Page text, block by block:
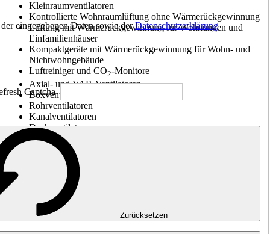
Kleinraumventilatoren
Kontrollierte Wohnraumlüftung ohne Wärmerückgewinnung
Lüftung mit Wärmerückgewinnung für Wohnungen und
Einfamilienhäuser
Kompaktgeräte mit Wärmerückgewinnung für Wohn- und
Nichtwohngebäude
Luftreiniger und CO2-Monitore
Axial- und VAR-Ventilatoren
Boxventilatoren
Rohrventilatoren
Kanalventilatoren
Dachventilatoren
Entrauchung, Rauchfreihaltung und Garagenlüftung
Impulsventilatoren
Explosionsgeschützte Ventilatoren
Messen. Steuern. Regeln.
Luftbehandlung
Mechanisches Zubehör
eingegebenen Daten sowie derDatenschutzerklärung
Zurücksetzen